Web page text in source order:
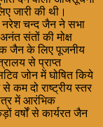
जारी की थी।
नरेश चन्द जैन ने सभा
संतों की मोक्ष
जैन के लिए पूजनीय
से प्राप्त
जोन में घोषित किये
कम दो राष्ट्रीय स्तर
में आरंभिक
वर्षों से कार्यरत जैन